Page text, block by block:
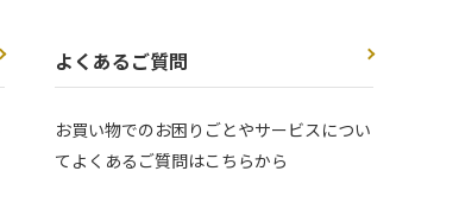
よくあるご質問
お買い物でのお困りごとやサービスについ
てよくあるご質問はこちらから